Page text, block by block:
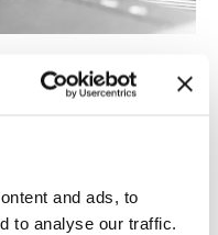
and ads, to
to analyse our traffic.
und Presse
Abteilung für